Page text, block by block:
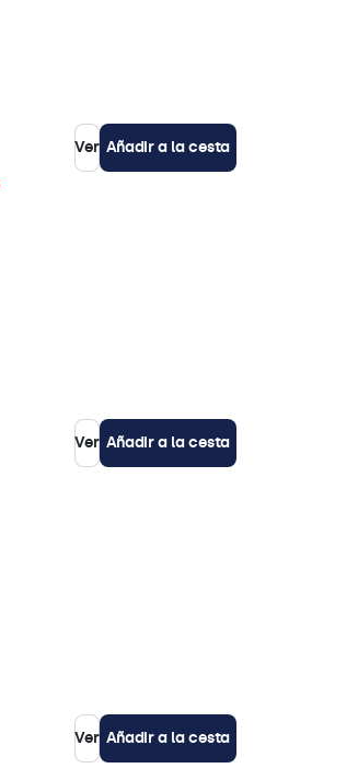
Ver Añadir a la cesta
Ver Añadir a la cesta
Ver Añadir a la cesta